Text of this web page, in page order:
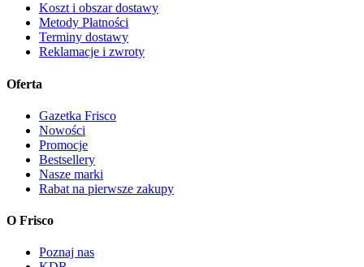
Koszt i obszar dostawy
Metody Płatności
Terminy dostawy
Reklamacje i zwroty
Oferta
Gazetka Frisco
Nowości
Promocje
Bestsellery
Nasze marki
Rabat na pierwsze zakupy
O Frisco
Poznaj nas